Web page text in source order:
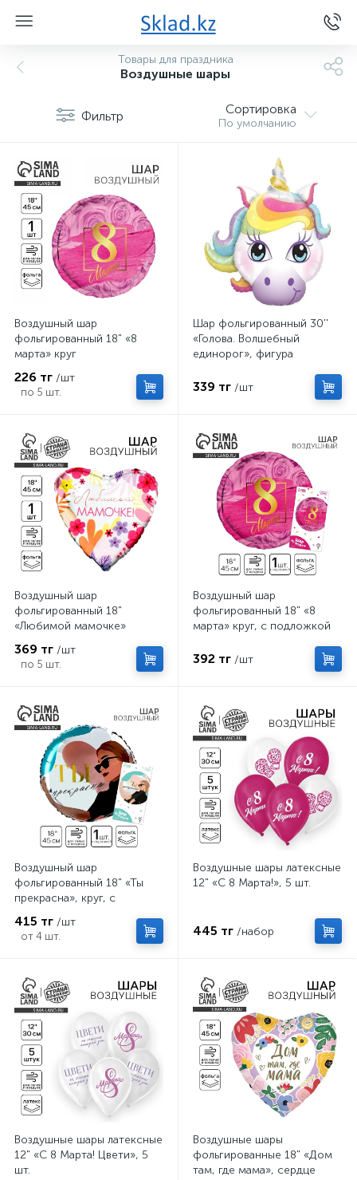
Товары для праздника
Воздушные шары
Фильтр Сортировка
По умолчанию
Воздушный шар
фольгированный 18" «8
марта» круг
226 тг /шт
по 5 шт.
Шар фольгированный 30''
«Голова. Волшебный
единорог», фигура
339 тг /шт
Воздушный шар
фольгированный 18"
«Любимой мамочке»
369 тг /шт
по 5 шт.
Воздушный шар
фольгированный 18" «8
марта» круг, с подложкой
392 тг /шт
Воздушный шар
фольгированный 18" «Ты
прекрасна», круг, с
415 тг /шт
от 4 шт.
Воздушные шары латексные
12" «С 8 Марта!», 5 шт.
445 тг /набор
Воздушные шары латексные
12" «С 8 Марта! Цвети», 5
шт.
Воздушные шары
фольгированные 18" «Дом
там, где мама», сердце